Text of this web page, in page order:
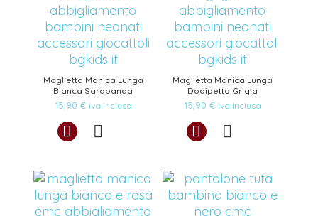
Maglietta Manica Lunga
Bianca Sarabanda
15,90 € iva inclusa
Maglietta Manica Lunga
Dodipetto Grigia
15,90 € iva inclusa